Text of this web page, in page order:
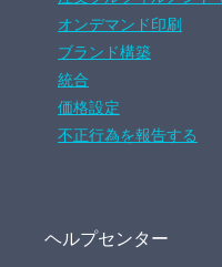
オンデマンド印刷
ブランド構築
統合
価格設定
不正行為を報告する
ヘルプセンター